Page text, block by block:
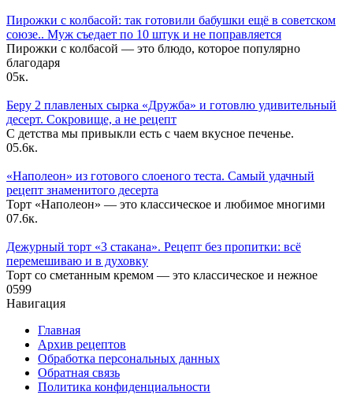
Пирожки с колбасой: так готовили бабушки ещё в советском
союзе.. Муж съедает по 10 штук и не поправляется
Пирожки с колбасой — это блюдо, которое популярно
благодаря
05к.
Беру 2 плавленых сырка «Дружба» и готовлю удивительный
десерт. Сокровище, а не рецепт
С детства мы привыкли есть с чаем вкусное печенье.
05.6к.
«Наполеон» из готового слоеного теста. Самый удачный
рецепт знаменитого десерта
Торт «Наполеон» — это классическое и любимое многими
07.6к.
Дежурный торт «3 стакана». Рецепт без пропитки: всё
перемешиваю и в духовку
Торт со сметанным кремом — это классическое и нежное
0599
Навигация
Главная
Архив рецептов
Обработка персональных данных
Обратная связь
Политика конфиденциальности